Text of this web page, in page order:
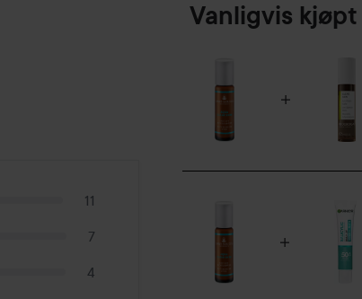
11
7
4
Vanligvis kjøpt